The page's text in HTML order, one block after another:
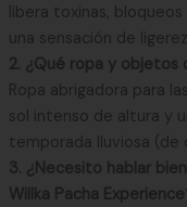
libera toxinas,
una sensación de
2. ¿Qué ropa y objetos
Ropa abrigadora para
sol intenso de altura y
temporada lluviosa (de
3. ¿Necesito hablar
Willka Pacha